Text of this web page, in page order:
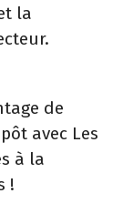
la
de
avec Les
à la
!